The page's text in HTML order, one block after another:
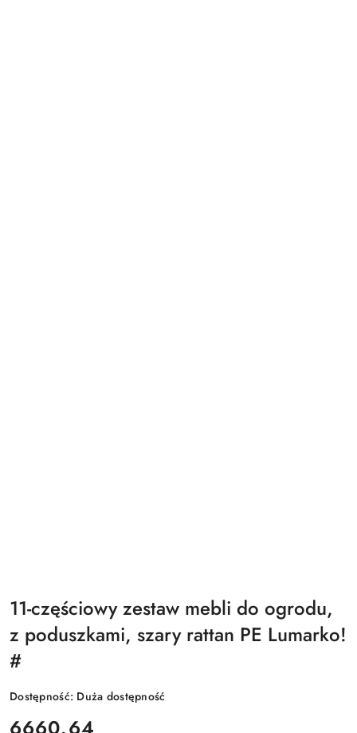
11-częściowy zestaw mebli do ogrodu,
z poduszkami, szary rattan PE Lumarko!
#
Dostępność: Duża dostępność
cena: